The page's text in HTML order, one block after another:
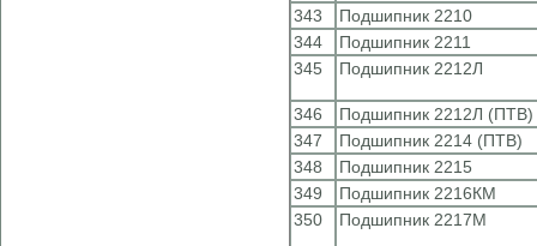
343
Подшипник 2210
344
Подшипник 2211
345
Подшипник 2212Л
346
Подшипник 2212Л (ПТВ)
347
Подшипник 2214 (ПТВ)
348
Подшипник 2215
349
Подшипник 2216КМ
350
Подшипник 2217М